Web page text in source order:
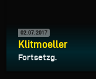
02.07.2017
Klitmoeller
Fortsetzg.